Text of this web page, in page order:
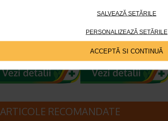
SALVEAZĂ SETĂRILE
PERSONALIZEAZĂ SETĂRILE
ACCEPTĂ SI CONTINUĂ
ProbioSuport Forte,
10 capsule vegetale,
un supliment alimentar
formulat cu Saccharomyces…
ARTICOLE RECOMANDATE